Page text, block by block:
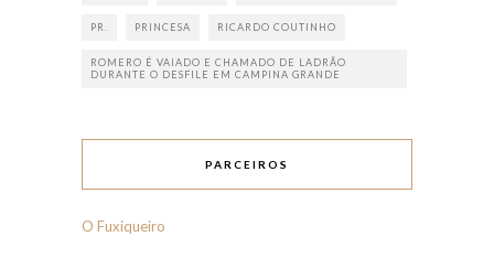
PR. PRINCESA RICARDO COUTINHO
ROMERO É VAIADO E CHAMADO DE LADRÃO
DURANTE O DESFILE EM CAMPINA GRANDE
PARCEIROS
O Fuxiqueiro